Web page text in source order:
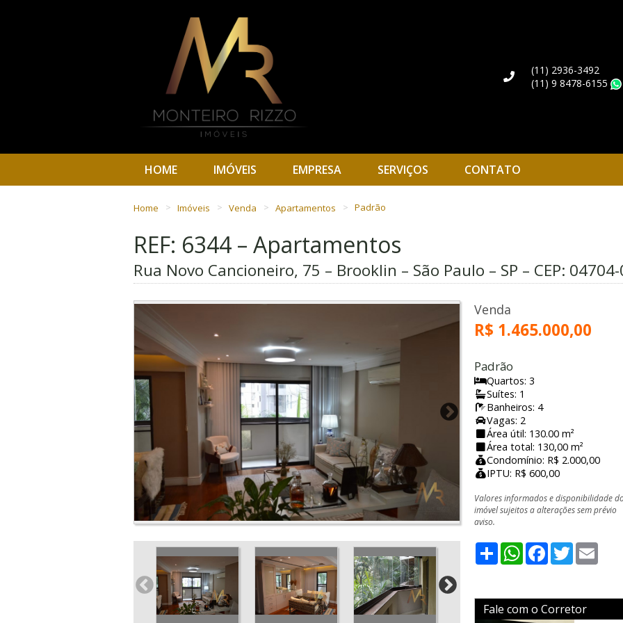
(11) 2936-3492
(11) 9 8478-6155
HOME IMÓVEIS EMPRESA SERVIÇOS CONTATO
Home Imóveis Venda Apartamentos Padrão
REF: 6344 – Apartamentos
Rua Novo Cancioneiro, 75 – Brooklin – São Paulo – SP – CEP:
Venda
R$ 1.465.000,00
Padrão
Quartos: 3
Suítes: 1
Banheiros: 4
Vagas: 2
Área útil: 130.00 m²
Área total: 130,00 m²
Condomínio: R$ 2.000,00
IPTU: R$ 600,00
Valores informados e disponibilidade
imóvel sujeitos a alterações sem prévio
aviso.
ShareWhatsApp
Facebook
Twitter
Fale com o Corretor